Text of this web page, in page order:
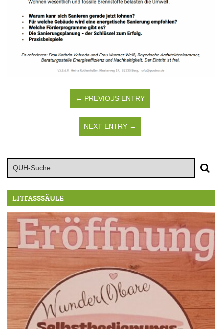
← PREVIOUS ENTRY
NEXT ENTRY →
LITFASSSÄULE